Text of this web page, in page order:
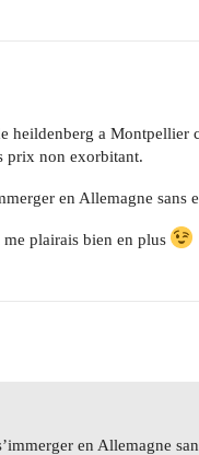
heildenberg a Montpellier
prix non exorbitant.
en Allemagne sans
plairais bien en plus
en Allemagne